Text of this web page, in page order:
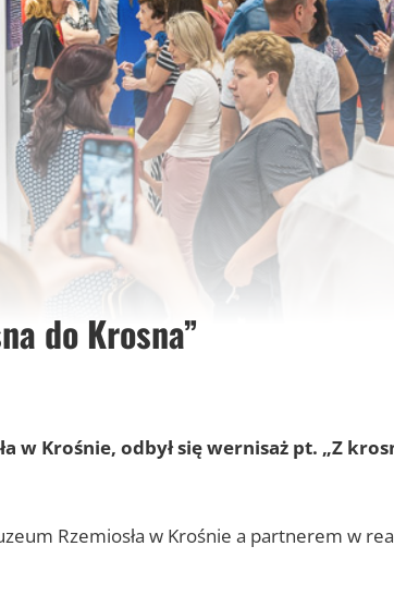
do Krosna”
w Krośnie, odbył się wernisaż pt. „Z
Rzemiosła w Krośnie a partnerem w